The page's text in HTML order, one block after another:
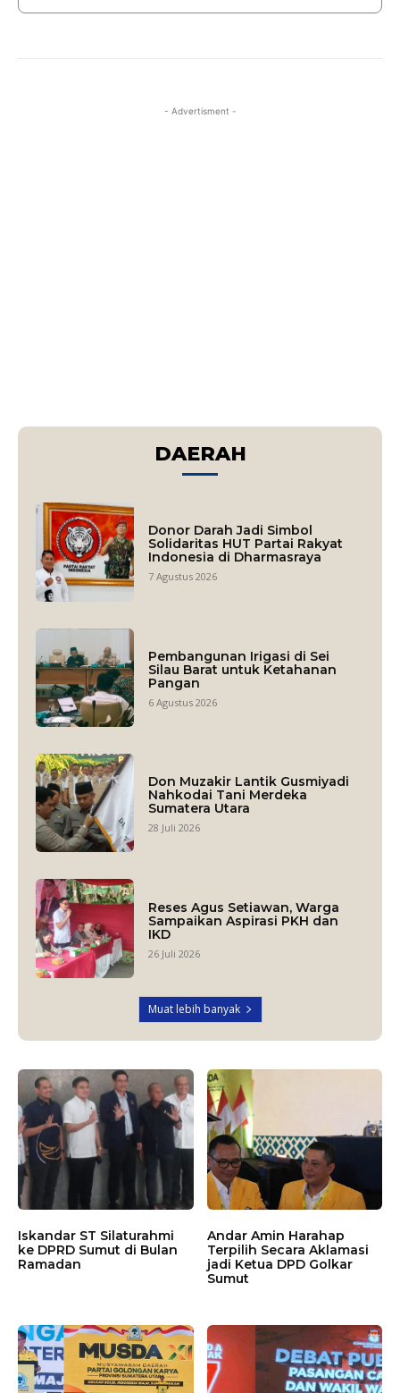
- Advertisment -
DAERAH
Donor Darah Jadi Simbol
Solidaritas HUT Partai Rakyat
Indonesia di Dharmasraya
7 Agustus 2026
Pembangunan Irigasi di Sei
Silau Barat untuk Ketahanan
Pangan
6 Agustus 2026
Don Muzakir Lantik Gusmiyadi
Nahkodai Tani Merdeka
Sumatera Utara
28 Juli 2026
Reses Agus Setiawan, Warga
Sampaikan Aspirasi PKH dan
IKD
26 Juli 2026
Muat lebih banyak
Iskandar ST Silaturahmi
ke DPRD Sumut di Bulan
Ramadan
Andar Amin Harahap
Terpilih Secara Aklamasi
jadi Ketua DPD Golkar
Sumut